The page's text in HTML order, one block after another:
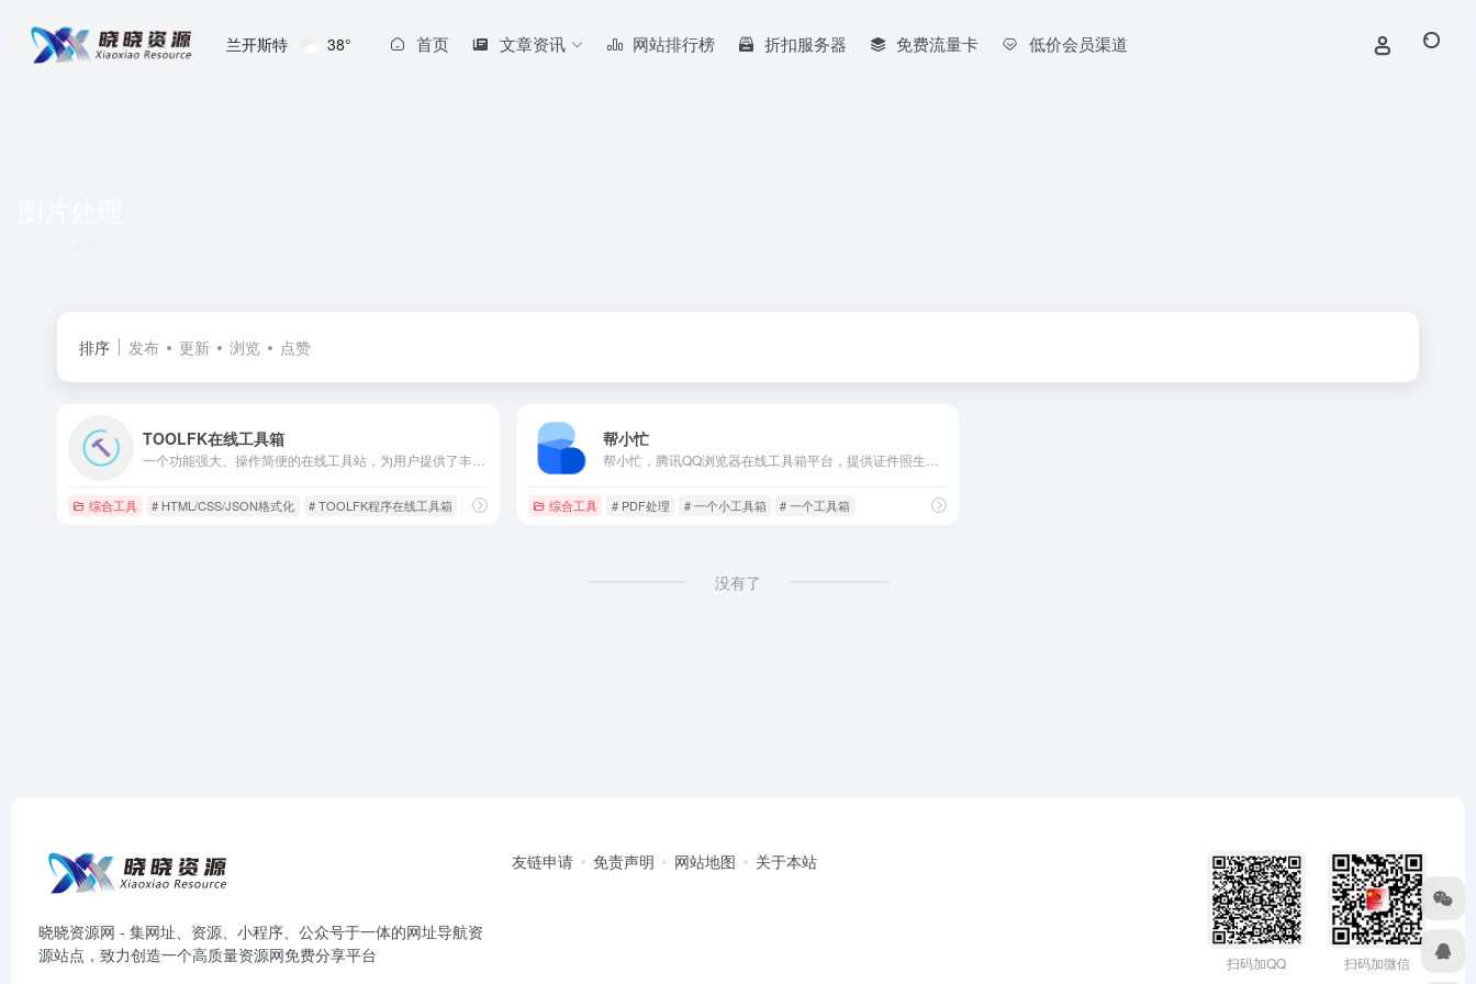
兰开斯特 38° 首页 文章资讯 网站排行榜 折扣服务器 免费流量卡 低价会员渠道
排序 发布 更新 浏览 点赞
TOOLFK在线工具箱
综合工具 # HTML/CSS/JSON格式化 # TOOLFK程序在线工具箱 # 代码混淆加密
帮小忙
综合工具 # PDF处理 # 一个小工具箱 # 一个工具箱
没有了
晓晓资源网 - 集网址、资源、小程序、公众号于一体的网址导航资
源站点，致力创造一个高质量资源网免费分享平台
友链申请 免责声明 网站地图 关于本站
扫码加QQ 扫码加微信